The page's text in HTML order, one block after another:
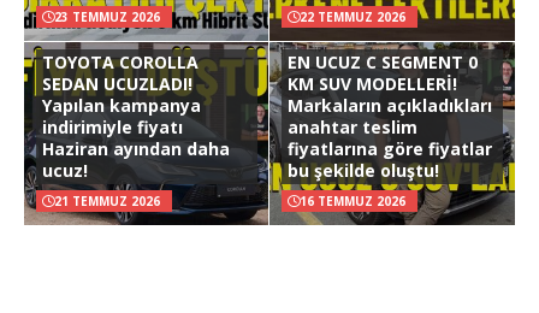
23 TEMMUZ 2026 22 TEMMUZ 2026
TOYOTA COROLLA
SEDAN UCUZLADI!
Yapılan kampanya
indirimiyle fiyatı
Haziran ayından daha
ucuz!
21 TEMMUZ 2026
EN UCUZ C SEGMENT 0
KM SUV MODELLERİ!
Markaların açıkladıkları
anahtar teslim
fiyatlarına göre fiyatlar
bu şekilde oluştu!
16 TEMMUZ 2026